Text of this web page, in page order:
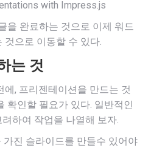
with Impress.js
을 완료하는 것으로 이제 워드
것으로 이동할 수 있다.
는 것
에, 프리젠테이션을 만드는 것
확인할 필요가 있다. 일반적인
하여 작업을 나열해 보자.
진 슬라이드를 만들수 있어야